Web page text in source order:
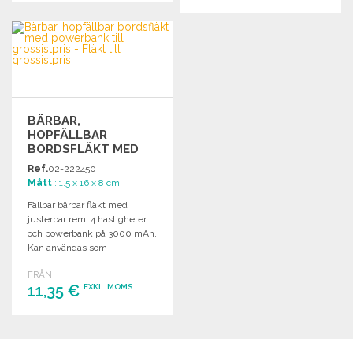
Begär offert
BÄRBAR,
HOPFÄLLBAR
BORDSFLÄKT MED
POWERBANK
Ref.02-222450
Mått : 1.5 x 16 x 8 cm
Fällbar bärbar fläkt med
justerbar rem, 4 hastigheter
och powerbank på 3000 mAh.
Kan användas som
FRÅN
11,35 € EXKL. MOMS